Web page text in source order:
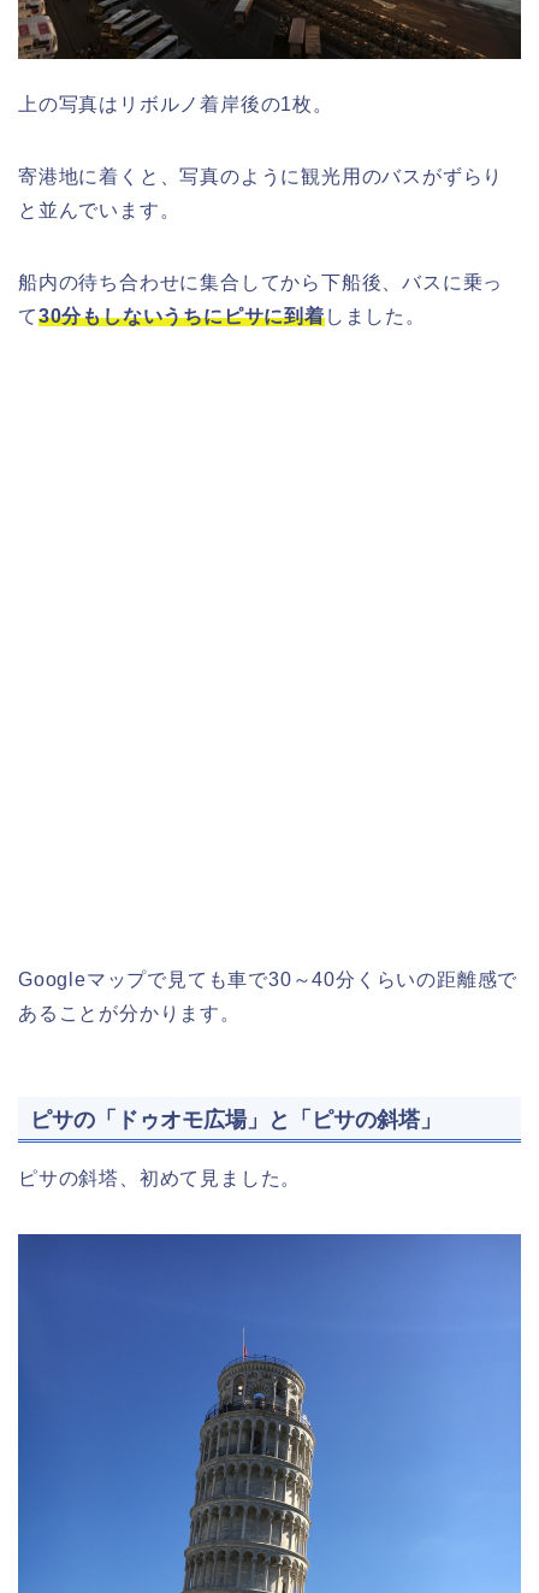
上の写真はリボルノ着岸後の1枚。
寄港地に着くと、写真のように観光用のバスがずらり
と並んでいます。
船内の待ち合わせに集合してから下船後、バスに乗っ
て30分もしないうちにピサに到着しました。
Googleマップで見ても車で30～40分くらいの距離感で
あることが分かります。
ピサの「ドゥオモ広場」と「ピサの斜塔」
ピサの斜塔、初めて見ました。